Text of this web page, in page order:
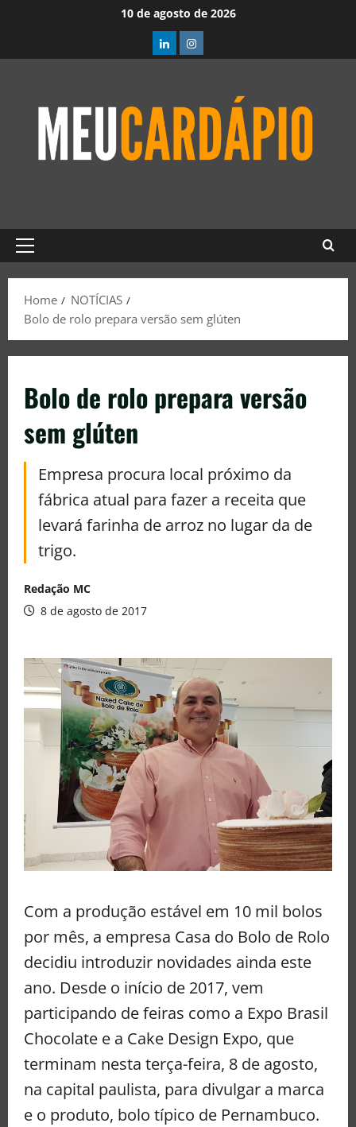
10 de agosto de 2026
Home
NOTÍCIAS
Bolo de rolo prepara versão sem glúten
Bolo de rolo prepara versão
sem glúten
Empresa procura local próximo da
fábrica atual para fazer a receita que
levará farinha de arroz no lugar da de
trigo.
Redação MC
8 de agosto de 2017
Com a produção estável em 10 mil bolos
por mês, a empresa Casa do Bolo de Rolo
decidiu introduzir novidades ainda este
ano. Desde o início de 2017, vem
participando de feiras como a Expo Brasil
Chocolate e a Cake Design Expo, que
terminam nesta terça-feira, 8 de agosto,
na capital paulista, para divulgar a marca
e o produto, bolo típico de Pernambuco.